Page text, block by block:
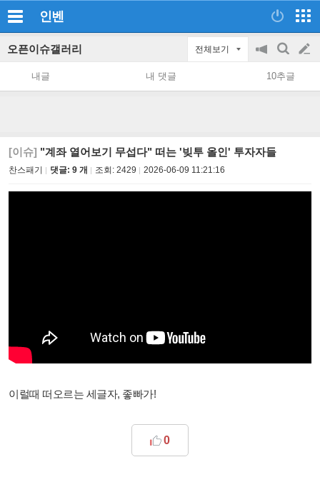
인벤
오픈이슈갤러리 전체보기
공
지
on/off
검
색
글
쓰
내글 내 댓글 10추글
[이슈] "계좌 열어보기 무섭다" 떠는 '빚투 올인' 투자자들
찬스패기 댓글: 9 개 조회: 2429 2026-06-09 11:21:16
이럴때 떠오르는 세글자, 좋빠가!
0